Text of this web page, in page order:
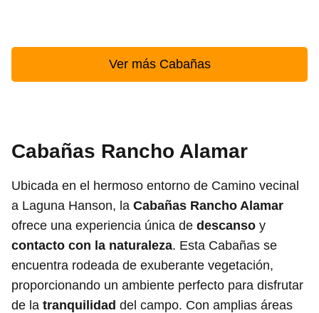
Ver más Cabañas
Cabañas Rancho Alamar
Ubicada en el hermoso entorno de Camino vecinal
a Laguna Hanson, la Cabañas Rancho Alamar
ofrece una experiencia única de descanso y
contacto con la naturaleza. Esta Cabañas se
encuentra rodeada de exuberante vegetación,
proporcionando un ambiente perfecto para disfrutar
de la tranquilidad del campo. Con amplias áreas